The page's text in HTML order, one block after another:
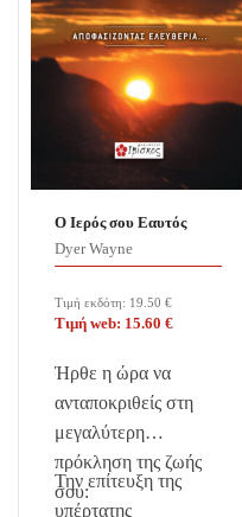
Ο Ιερός σου Εαυτός
Dyer Wayne
Τιμή εκδότη: 19.50 €
Τιμή web: 15.60 €
Ήρθε η ώρα να
ανταποκριθείς στη
μεγαλύτερη
πρόκληση της ζωής
σου:
Την επίτευξη της
υπέρτατης